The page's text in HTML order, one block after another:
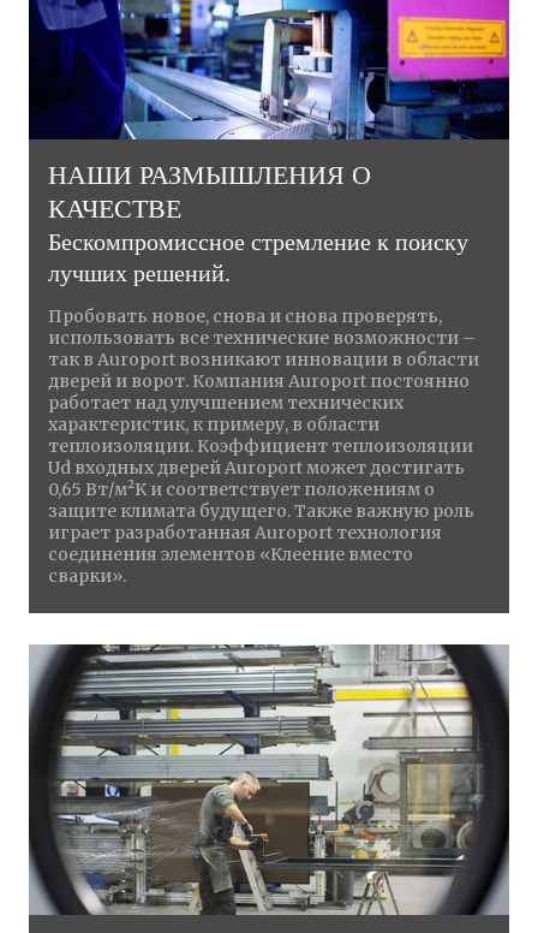
НАШИ РАЗМЫШЛЕНИЯ О
КАЧЕСТВЕ
Бескомпромиссное стремление к поиску
лучших решений.
Пробовать новое, снова и снова проверять,
использовать все технические возможности –
так в Auroport возникают инновации в области
дверей и ворот. Компания Auroport постоянно
работает над улучшением технических
характеристик, к примеру, в области
теплоизоляции. Коэффициент теплоизоляции
Ud входных дверей Auroport может достигать
0,65 Вт/м²K и соответствует положениям о
защите климата будущего. Также важную роль
играет разработанная Auroport технология
соединения элементов «Клеение вместо
сварки».